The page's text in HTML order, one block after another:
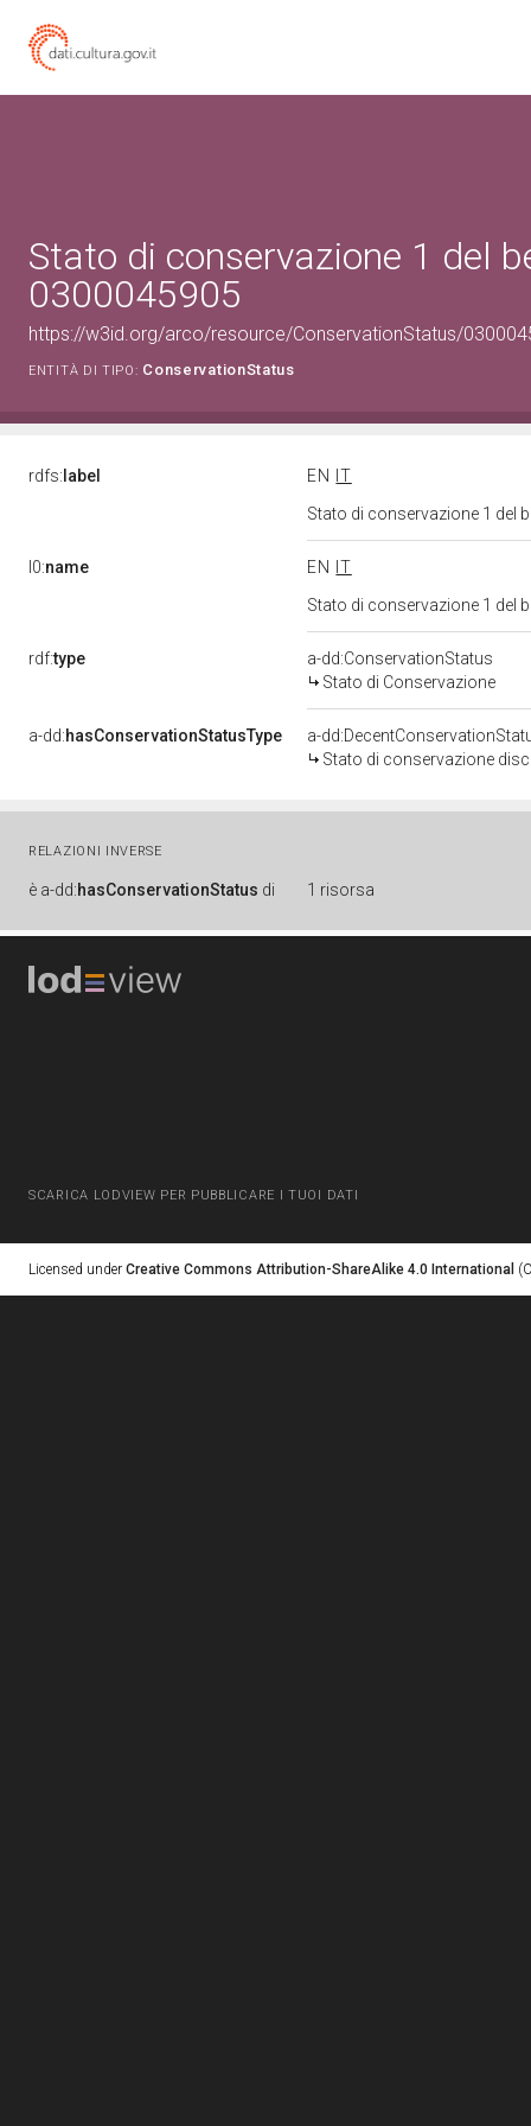
Stato di conservazione 1 del
0300045905
https://w3id.org/arco/resource/ConservationStatus/
ENTITÀ DI TIPO: ConservationStatus
rdfs: label EN
IT
Stato di conservazione 1 del
l0:name EN
IT
Stato di conservazione 1 del
rdf:type
a-dd:ConservationStatus
Stato di Conservazione
a-dd:hasConservationStatusType
a-
Stato di conservazione
RELAZIONI INVERSE
è a-dd:hasConservationStatus di 1 risorsa
SCARICA LODVIEW PER PUBBLICARE I TUOI DATI
Licensed under Creative Commons Attribution-ShareAlike 4.0 International